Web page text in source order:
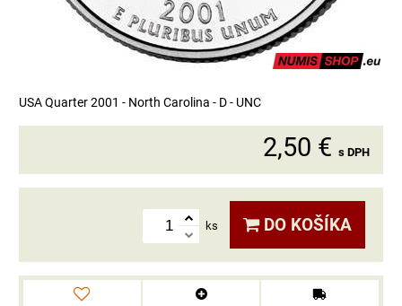
USA Quarter 2001 - North Carolina - D - UNC
2,50 € s DPH
ks DO KOŠÍKA